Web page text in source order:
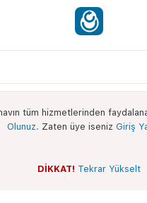
tüm hizmetlerinden
Olunuz. Zaten üye iseniz Giriş
DİKKAT! Tekrar Yükselt